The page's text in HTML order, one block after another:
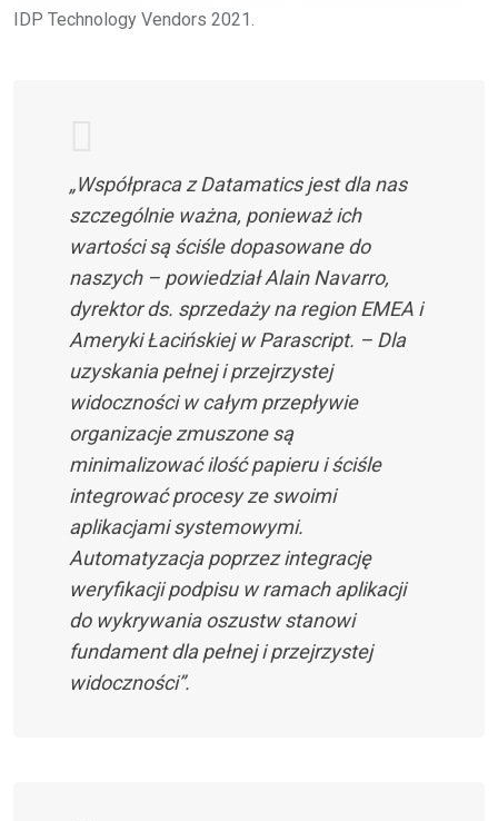
IDP Technology Vendors 2021.
„Współpraca z Datamatics jest dla nas
szczególnie ważna, ponieważ ich
wartości są ściśle dopasowane do
naszych – powiedział Alain Navarro,
dyrektor ds. sprzedaży na region EMEA i
Ameryki Łacińskiej w Parascript. – Dla
uzyskania pełnej i przejrzystej
widoczności w całym przepływie
organizacje zmuszone są
minimalizować ilość papieru i ściśle
integrować procesy ze swoimi
aplikacjami systemowymi.
Automatyzacja poprzez integrację
weryfikacji podpisu w ramach aplikacji
do wykrywania oszustw stanowi
fundament dla pełnej i przejrzystej
widoczności”.